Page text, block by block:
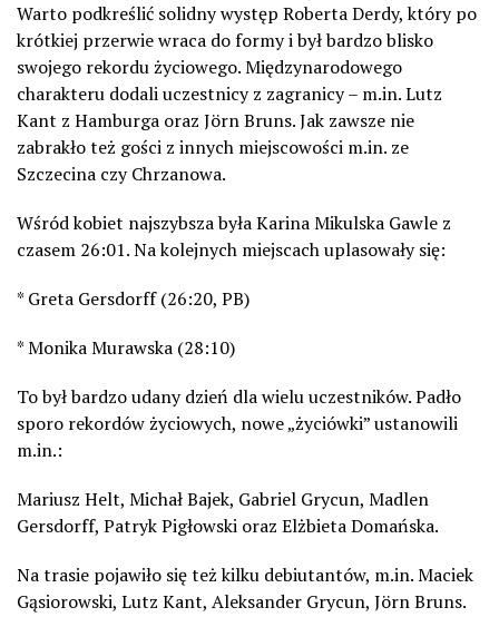
Warto podkreślić solidny występ Roberta Derdy, który po
krótkiej przerwie wraca do formy i był bardzo blisko
swojego rekordu życiowego. Międzynarodowego
charakteru dodali uczestnicy z zagranicy – m.in. Lutz
Kant z Hamburga oraz Jörn Bruns. Jak zawsze nie
zabrakło też gości z innych miejscowości m.in. ze
Szczecina czy Chrzanowa.
Wśród kobiet najszybsza była Karina Mikulska Gawle z
czasem 26:01. Na kolejnych miejscach uplasowały się:
* Greta Gersdorff (26:20, PB)
* Monika Murawska (28:10)
To był bardzo udany dzień dla wielu uczestników. Padło
sporo rekordów życiowych, nowe „życiówki” ustanowili
m.in.:
Mariusz Helt, Michał Bajek, Gabriel Grycun, Madlen
Gersdorff, Patryk Pigłowski oraz Elżbieta Domańska.
Na trasie pojawiło się też kilku debiutantów, m.in. Maciek
Gąsiorowski, Lutz Kant, Aleksander Grycun, Jörn Bruns.